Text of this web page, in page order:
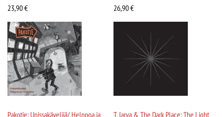
23,90€
26,90€
Pakotie: Unissakävelijä/ Helppoa ja
T. Jarva & The Dark Place: The Light